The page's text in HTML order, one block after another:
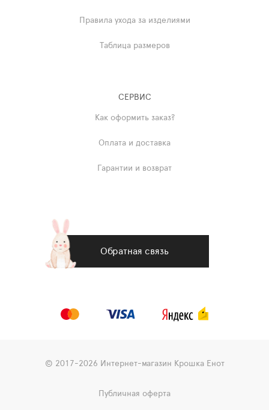
Правила ухода за изделиями
Таблица размеров
СЕРВИС
Как оформить заказ?
Оплата и доставка
Гарантии и возврат
Обратная связь
© 2017-2026 Интернет-магазин Крошка Енот
Публичная оферта